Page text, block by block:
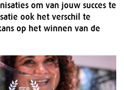
om van jouw succes te
ook het verschil te
op het winnen van de